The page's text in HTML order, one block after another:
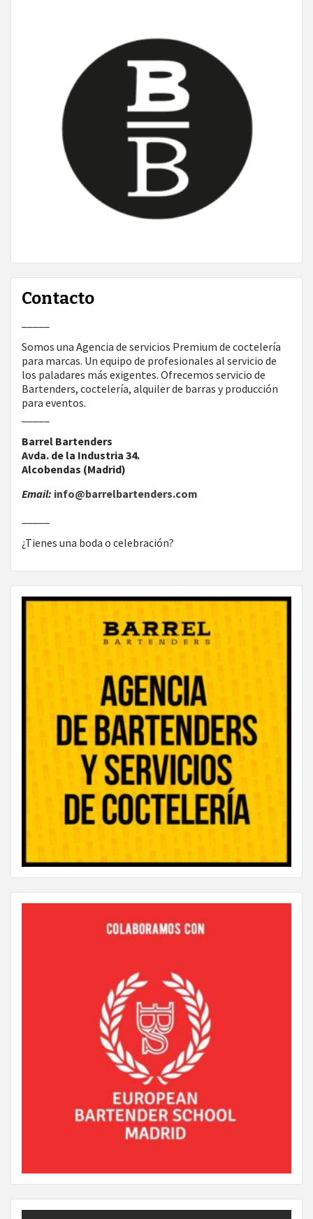
Contacto
Somos una Agencia de servicios Premium de coctelería
para marcas. Un equipo de profesionales al servicio de
los paladares más exigentes. Ofrecemos servicio de
Bartenders, coctelería, alquiler de barras y producción
para eventos.
Barrel Bartenders
Avda. de la Industria 34.
Alcobendas (Madrid)
Email: info@barrelbartenders.com
¿Tienes una boda o celebración?